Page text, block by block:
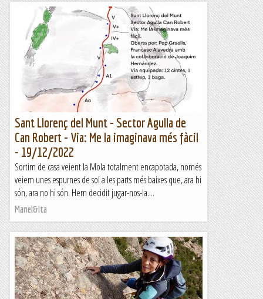
Sant Llorenç del Munt - Sector Agulla de
Can Robert - Via: Me la imaginava més fàcil
- 19/12/2022
Sortim de casa veient la Mola totalment encapotada, només
veiem unes espurnes de sol a les parts més baixes que, ara hi
són, ara no hi són. Hem decidit jugar-nos-la....
Manel&Ita